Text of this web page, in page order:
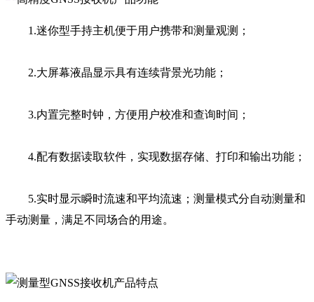
1.迷你型手持主机便于用户携带和测量观测；
2.大屏幕液晶显示具有连续背景光功能；
3.内置完整时钟，方便用户校准和查询时间；
4.配有数据读取软件，实现数据存储、打印和输出功能；
5.实时显示瞬时流速和平均流速；测量模式分自动测量和
手动测量，满足不同场合的用途。